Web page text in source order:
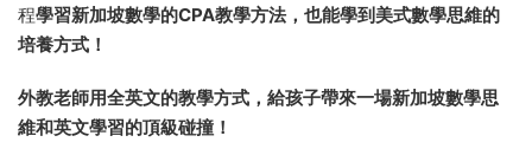
程學習新加坡數學的CPA教學方法，也能學到美式數學思維的
培養方式！
外教老師用全英文的教學方式，給孩子帶來一場新加坡數學思
維和英文學習的頂級碰撞！